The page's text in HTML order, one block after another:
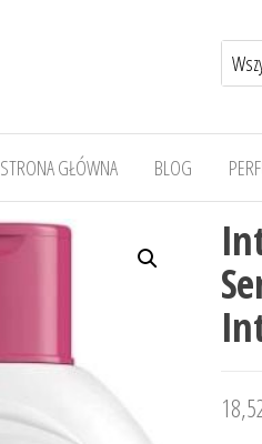
STRONA GŁÓWNA BLOG